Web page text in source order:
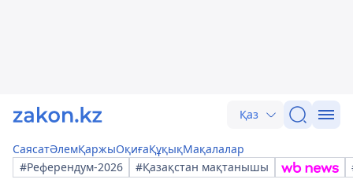
Қаз
СаясатӘлемҚаржыОқиғаҚұқықМақалалар
#Референдум-2026
#Қазақстан мақтанышы